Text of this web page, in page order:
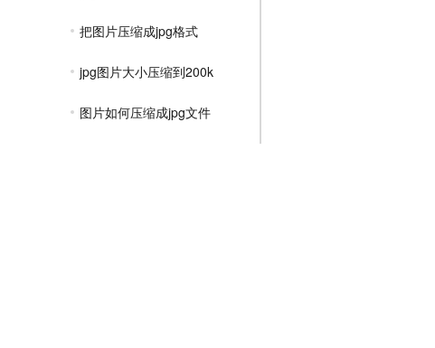
把图片压缩成jpg格式
jpg图片大小压缩到200k
图片如何压缩成jpg文件